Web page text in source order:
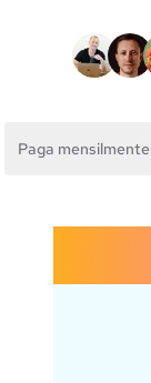
Paga mensilmente